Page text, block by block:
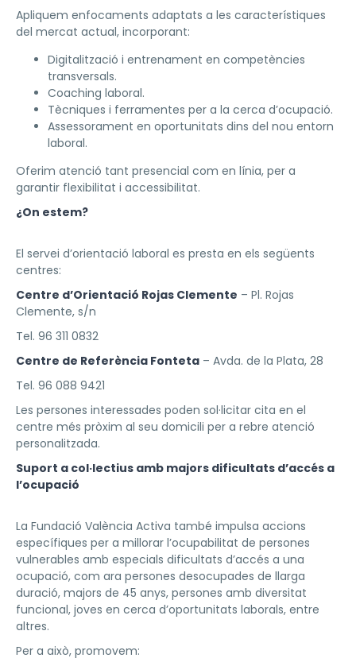
Apliquem enfocaments adaptats a les característiques
del mercat actual, incorporant:
Digitalització i entrenament en competències
transversals.
Coaching laboral.
Tècniques i ferramentes per a la cerca d’ocupació.
Assessorament en oportunitats dins del nou entorn
laboral.
Oferim atenció tant presencial com en línia, per a
garantir flexibilitat i accessibilitat.
¿On estem?
El servei d’orientació laboral es presta en els següents
centres:
Centre d’Orientació Rojas Clemente – Pl. Rojas
Clemente, s/n
Tel. 96 311 0832
Centre de Referència Fonteta – Avda. de la Plata, 28
Tel. 96 088 9421
Les persones interessades poden sol·licitar cita en el
centre més pròxim al seu domicili per a rebre atenció
personalitzada.
Suport a col·lectius amb majors dificultats d’accés a
l’ocupació
La Fundació València Activa també impulsa accions
específiques per a millorar l’ocupabilitat de persones
vulnerables amb especials dificultats d’accés a una
ocupació, com ara persones desocupades de llarga
duració, majors de 45 anys, persones amb diversitat
funcional, joves en cerca d’oportunitats laborals, entre
altres.
Per a això, promovem: